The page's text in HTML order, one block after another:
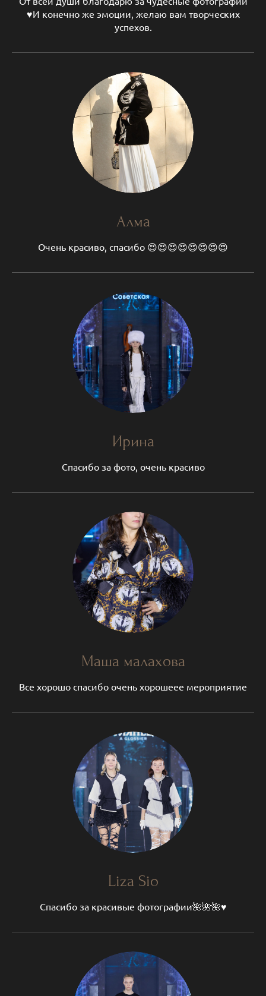
♥️И конечно же эмоции, желаю вам творческих
успехов.
Алма
Очень красиво, спасибо 😍😍😍😍😍😍😍😍
Ирина
Спасибо за фото, очень красиво
Маша малахова
Все хорошо спасибо очень хорошеее мероприятие
Liza Sio
Спасибо за красивые фотографии🌺🌺🌺♥️